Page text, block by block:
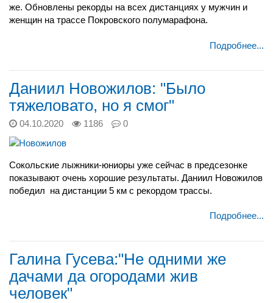
же. Обновлены рекорды на всех дистанциях у мужчин и
женщин на трассе Покровского полумарафона.
Подробнее...
Даниил Новожилов: "Было
тяжеловато, но я смог"
04.10.2020 1186 0
Сокольские лыжники-юниоры уже сейчас в предсезонке
показывают очень хорошие результаты. Даниил Новожилов
победил на дистанции 5 км с рекордом трассы.
Подробнее...
Галина Гусева:"Не одними же
дачами да огородами жив
человек"